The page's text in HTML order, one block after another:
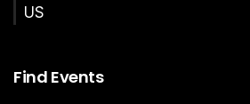
US
Find Events